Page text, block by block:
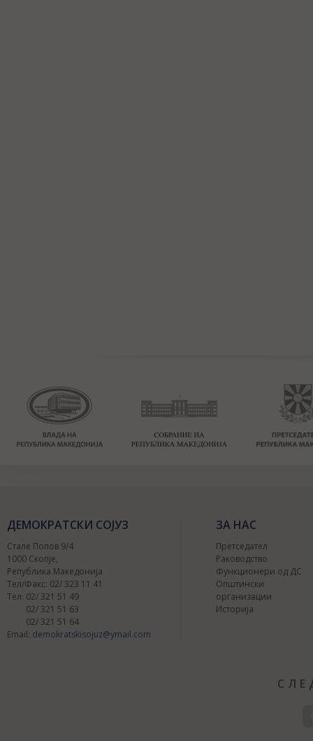
ДЕМОКРАТСКИ СОЈУЗ
Стале Попов 9/4
1000 Скопје,
Република Македонија
Тел/Факс: 02/ 323 11 41
Тел: 02/ 321 51 49
02/ 321 51 63
02/ 321 51 64
Email: demokratskisojuz@ymail.com
ЗА НАС
Претседател
Раководство
Функционери од ДС
Општински
организации
Историја